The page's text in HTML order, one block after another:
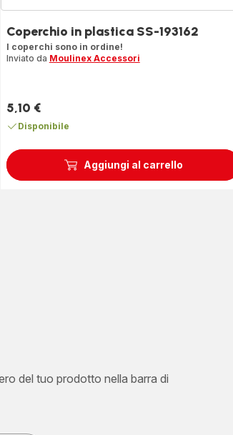
Aggiungi al carrello
Coperchio in plastica SS-193162
I coperchi sono in ordine!
Inviato da Moulinex Accessori
Prezzo
5,10 €
Disponibile
del tuo prodotto nella barra di